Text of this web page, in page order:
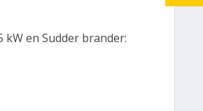
kW en Sudder brander: